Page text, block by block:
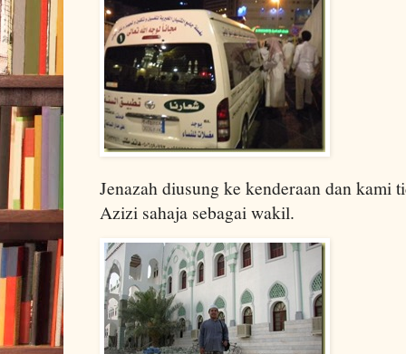
Jenazah diusung ke kenderaan dan kami
Azizi sahaja sebagai wakil.